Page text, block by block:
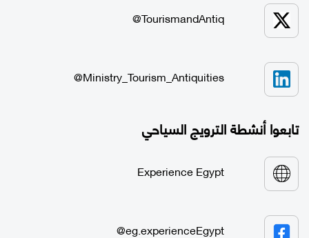
TourismandAntiq@
Ministry_Tourism_Antiquities@
تابعوا أنشطة الترويج السياحي
Experience Egypt
eg.experienceEgypt@